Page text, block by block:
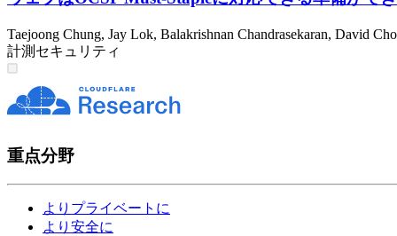
Taejoong Chung, Jay Lok, Balakrishnan Chandrasekaran, David
計測 セキュリティ
重点分野
よりプライベートに
より安全に